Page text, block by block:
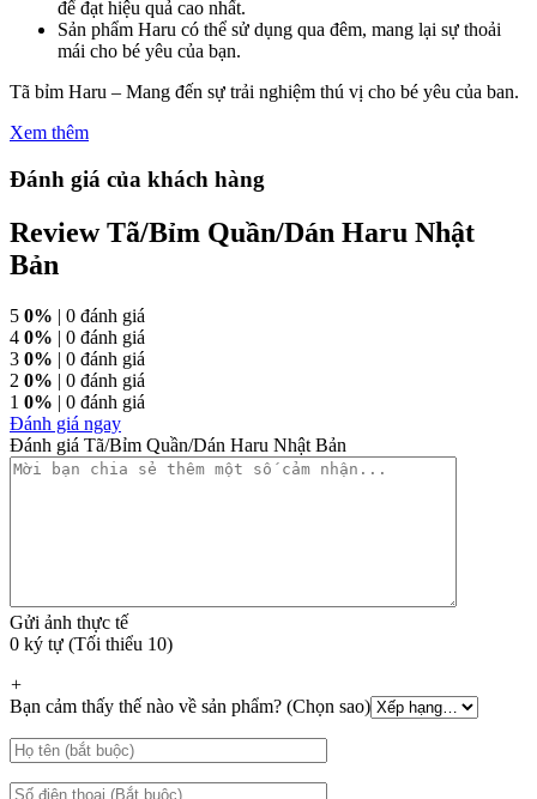
để đạt hiệu quả cao nhất.
Sản phẩm Haru có thể sử dụng qua đêm, mang lại sự thoải
mái cho bé yêu của bạn.
Tã bỉm Haru – Mang đến sự trải nghiệm thú vị cho bé yêu của ban.
Xem thêm
Đánh giá của khách hàng
Review Tã/Bỉm Quần/Dán Haru Nhật
Bản
5 0% | 0 đánh giá
4 0% | 0 đánh giá
3 0% | 0 đánh giá
2 0% | 0 đánh giá
1 0% | 0 đánh giá
Đánh giá ngay
Đánh giá Tã/Bỉm Quần/Dán Haru Nhật Bản
Gửi ảnh thực tế
0 ký tự (Tối thiểu 10)
+
Bạn cảm thấy thế nào về sản phẩm? (Chọn sao)